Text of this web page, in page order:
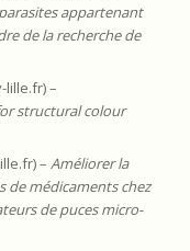
appartenant
de la recherche de
lille.fr) –
structural colour
– Améliorer la
de médicaments chez
de puces micro-